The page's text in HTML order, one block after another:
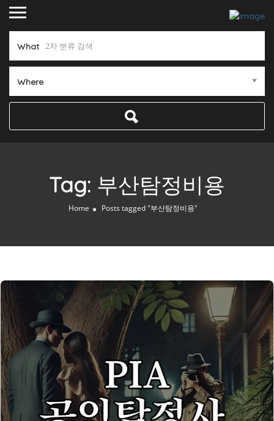
What
Where
Tag: 부산탐정비용
Home Posts tagged "부산탐정비용"